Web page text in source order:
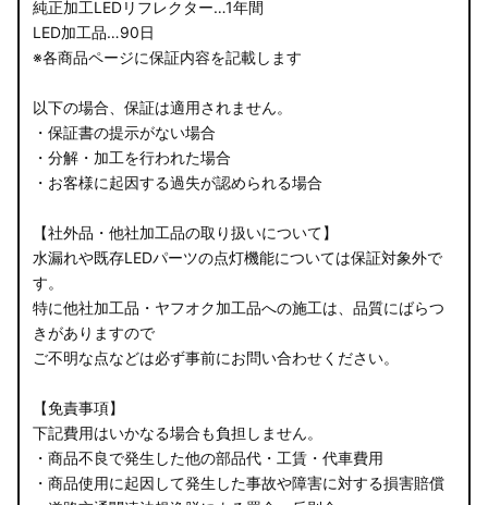
純正加工LEDリフレクター…1年間
LED加工品…90日
※各商品ページに保証内容を記載します
以下の場合、保証は適用されません。
・保証書の提示がない場合
・分解・加工を行われた場合
・お客様に起因する過失が認められる場合
【社外品・他社加工品の取り扱いについて】
水漏れや既存LEDパーツの点灯機能については保証対象外で
す。
特に他社加工品・ヤフオク加工品への施工は、品質にばらつ
きがありますので
ご不明な点などは必ず事前にお問い合わせください。
【免責事項】
下記費用はいかなる場合も負担しません。
・商品不良で発生した他の部品代・工賃・代車費用
・商品使用に起因して発生した事故や障害に対する損害賠償